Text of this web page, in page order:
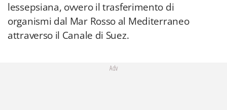
lessepsiana, ovvero il trasferimento di
organismi dal Mar Rosso al Mediterraneo
attraverso il Canale di Suez.
Adv